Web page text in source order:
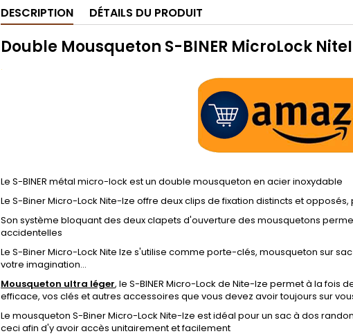
DESCRIPTION DÉTAILS DU PRODUIT
Double Mousqueton S-BINER MicroLock
.
Le S-BINER métal micro-lock est un double mousqueton en acier inoxydable
Le S-Biner Micro-Lock Nite-Ize offre deux clips de fixation distincts et
Son système bloquant des deux clapets d'ouverture des mousquetons
accidentelles
Le S-Biner Micro-Lock Nite Ize s'utilise comme porte-clés, mousqueton sur
votre imagination...
Mousqueton ultra léger, le S-BINER Micro-Lock de Nite-Ize permet à la
efficace, vos clés et autres accessoires que vous devez avoir toujours sur
Le mousqueton S-Biner Micro-Lock Nite-Ize est idéal pour un sac à dos
ceci afin d'y avoir accès unitairement et facilement